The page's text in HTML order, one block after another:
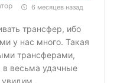
6 месяцев назад
трансфер, ибо
у нас много. Такая
трансферами,
в весьма удачные